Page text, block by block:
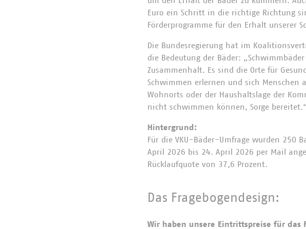
Euro ein Schritt in die richtige Richtung
Förderprogramme für den Erhalt unserer
Die Bundesregierung hat im
die Bedeutung der Bäder:
Zusammenhalt. Es sind die Orte für
Schwimmen erlernen und sich Menschen
Wohnorts oder der Haushaltslage der
nicht schwimmen können, Sorge bereitet.“
Hintergrund:
Für die VKU-Bäder-Umfrage wurden 250
April 2026 bis 24. April 2026 per Mail
Rücklaufquote von 37,6 Prozent.
Das Fragebogendesign:
Wir haben unsere Eintrittspreise für das